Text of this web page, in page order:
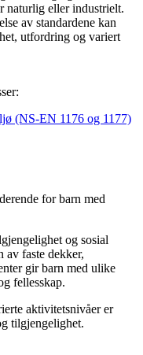
naturlig eller industrielt.
av standardene kan
utfordring og variert
(NS-EN 1176 og 1177)
for barn med
og sosial
av faste dekker,
gir barn med ulike
fellesskap.
aktivitetsnivåer er
tilgjengelighet.